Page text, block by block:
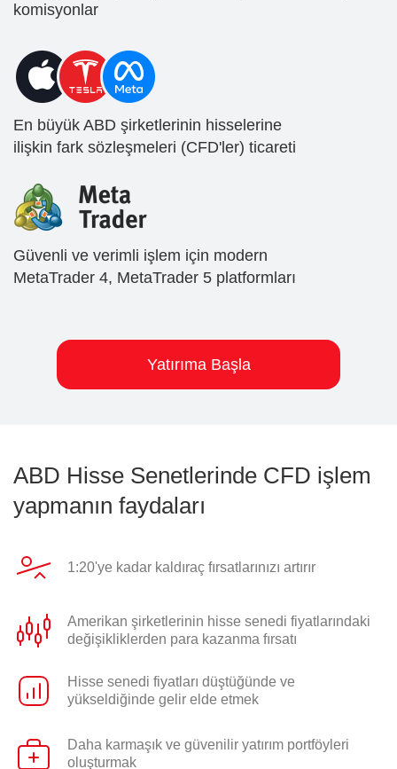
komisyonlar
En büyük ABD şirketlerinin hisselerine
ilişkin fark sözleşmeleri (CFD'ler) ticareti
Güvenli ve verimli işlem için modern
MetaTrader 4, MetaTrader 5 platformları
Yatırıma Başla
ABD Hisse Senetlerinde CFD işlem
yapmanın faydaları
1:20'ye kadar kaldıraç fırsatlarınızı artırır
Amerikan şirketlerinin hisse senedi fiyatlarındaki
değişikliklerden para kazanma fırsatı
Hisse senedi fiyatları düştüğünde ve
yükseldiğinde gelir elde etmek
Daha karmaşık ve güvenilir yatırım portföyleri
oluşturmak